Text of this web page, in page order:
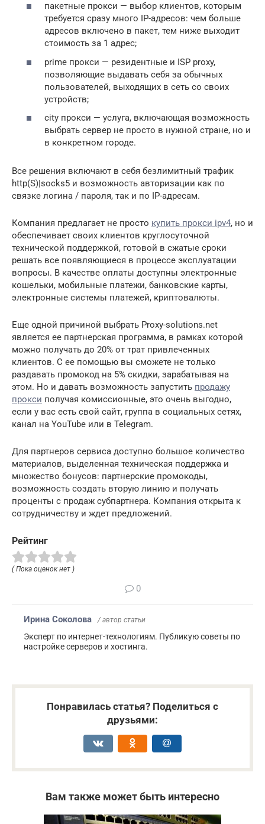
пакетные прокси — выбор клиентов, которым
требуется сразу много IP-адресов: чем больше
адресов включено в пакет, тем ниже выходит
стоимость за 1 адрес;
prime прокси — резидентные и ISP proxy,
позволяющие выдавать себя за обычных
пользователей, выходящих в сеть со своих
устройств;
city прокси — услуга, включающая возможность
выбрать сервер не просто в нужной стране, но и
в конкретном городе.
Все решения включают в себя безлимитный трафик
http(S)|socks5 и возможность авторизации как по
связке логина / пароля, так и по IP-адресам.
Компания предлагает не просто купить прокси ipv4, но и
обеспечивает своих клиентов круглосуточной
технической поддержкой, готовой в сжатые сроки
решать все появляющиеся в процессе эксплуатации
вопросы. В качестве оплаты доступны электронные
кошельки, мобильные платежи, банковские карты,
электронные системы платежей, криптовалюты.
Еще одной причиной выбрать Proxy-solutions.net
является ее партнерская программа, в рамках которой
можно получать до 20% от трат привлеченных
клиентов. С ее помощью вы сможете не только
раздавать промокод на 5% скидки, зарабатывая на
этом. Но и давать возможность запустить продажу
прокси получая комиссионные, это очень выгодно,
если у вас есть свой сайт, группа в социальных сетях,
канал на YouTube или в Telegram.
Для партнеров сервиса доступно большое количество
материалов, выделенная техническая поддержка и
множество бонусов: партнерские промокоды,
возможность создать вторую линию и получать
проценты с продаж субпартнера. Компания открыта к
сотрудничеству и ждет предложений.
Рейтинг
( Пока оценок нет )
0
Ирина Соколова / автор статьи
Эксперт по интернет-технологиям. Публикую советы по
настройке серверов и хостинга.
Понравилась статья? Поделиться с
друзьями:
Вам также может быть интересно